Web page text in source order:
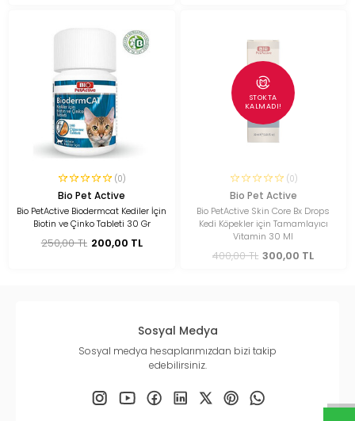
(0)
Bio Pet Active
Bio PetActive Biodermcat Kediler İçin
Biotin ve Çinko Tableti 30 Gr
250,00 TL 200,00 TL
STOKTA
KALMADI!
(0)
Bio Pet Active
Bio PetActive Skin Core Bx Drops
Kedi Köpekler için Tamamlayıcı
Vitamin 30 Ml
400,00 TL 300,00 TL
Sosyal Medya
Sosyal medya hesaplarımızdan bizi takip
edebilirsiniz.